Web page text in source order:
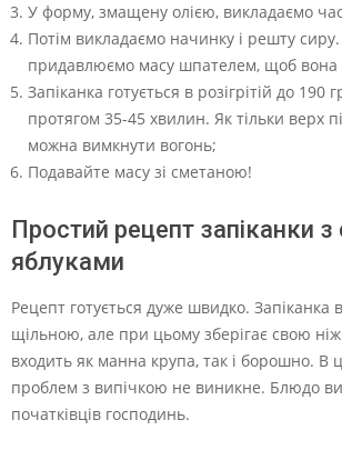
У форму, змащену олією, викладаємо
Потім викладаємо начинку і решту
придавлюємо масу шпателем, щоб вона
Запіканка готується в розігрітій до 190
протягом 35-45 хвилин. Як тільки верх
можна вимкнути вогонь;
Подавайте масу зі сметаною!
Простий рецепт запіканки з
яблуками
Рецепт готується дуже швидко. Запіканка
щільною, але при цьому зберігає свою
входить як манна крупа, так і борошно. В
проблем з випічкою не виникне. Блюдо
початківців господинь.